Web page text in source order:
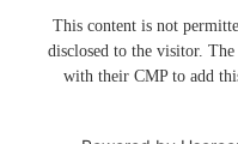
This content is not
disclosed to the visitor. The
with their CMP to add